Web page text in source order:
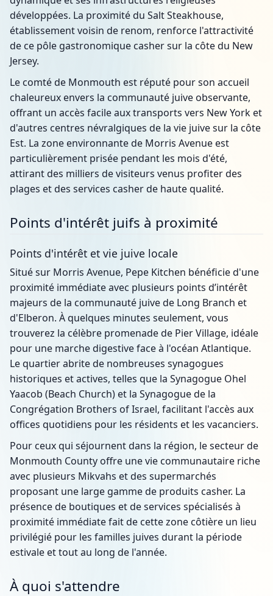
développées. La proximité du Salt Steakhouse,
établissement voisin de renom, renforce l'attractivité
de ce pôle gastronomique casher sur la côte du New
Jersey.
Le comté de Monmouth est réputé pour son accueil
chaleureux envers la communauté juive observante,
offrant un accès facile aux transports vers New York et
d'autres centres névralgiques de la vie juive sur la côte
Est. La zone environnante de Morris Avenue est
particulièrement prisée pendant les mois d'été,
attirant des milliers de visiteurs venus profiter des
plages et des services casher de haute qualité.
Points d'intérêt juifs à proximité
Points d'intérêt et vie juive locale
Situé sur Morris Avenue, Pepe Kitchen bénéficie d'une
proximité immédiate avec plusieurs points d’intérêt
majeurs de la communauté juive de Long Branch et
d'Elberon. À quelques minutes seulement, vous
trouverez la célèbre promenade de Pier Village, idéale
pour une marche digestive face à l'océan Atlantique.
Le quartier abrite de nombreuses synagogues
historiques et actives, telles que la Synagogue Ohel
Yaacob (Beach Church) et la Synagogue de la
Congrégation Brothers of Israel, facilitant l'accès aux
offices quotidiens pour les résidents et les vacanciers.
Pour ceux qui séjournent dans la région, le secteur de
Monmouth County offre une vie communautaire riche
avec plusieurs Mikvahs et des supermarchés
proposant une large gamme de produits casher. La
présence de boutiques et de services spécialisés à
proximité immédiate fait de cette zone côtière un lieu
privilégié pour les familles juives durant la période
estivale et tout au long de l'année.
À quoi s'attendre